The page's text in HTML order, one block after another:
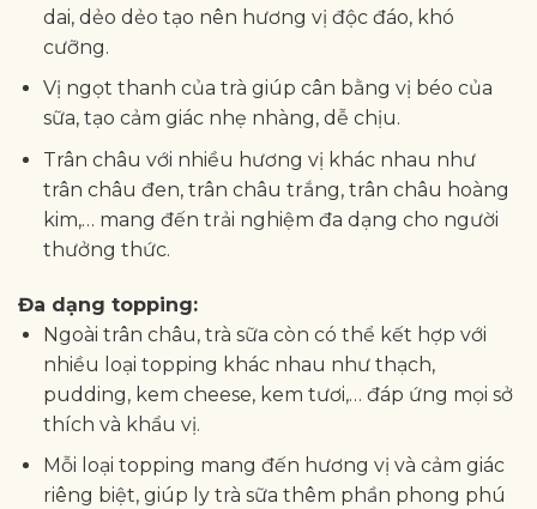
dai, dẻo dẻo tạo nên hương vị độc đáo, khó
cưỡng.
Vị ngọt thanh của trà giúp cân bằng vị béo của
sữa, tạo cảm giác nhẹ nhàng, dễ chịu.
Trân châu với nhiều hương vị khác nhau như
trân châu đen, trân châu trắng, trân châu hoàng
kim,… mang đến trải nghiệm đa dạng cho người
thưởng thức.
Đa dạng topping:
Ngoài trân châu, trà sữa còn có thể kết hợp với
nhiều loại topping khác nhau như thạch,
pudding, kem cheese, kem tươi,… đáp ứng mọi sở
thích và khẩu vị.
Mỗi loại topping mang đến hương vị và cảm giác
riêng biệt, giúp ly trà sữa thêm phần phong phú